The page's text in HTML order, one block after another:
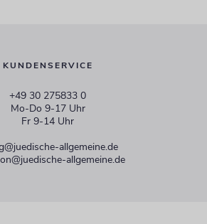
KUNDENSERVICE
+49 30 275833 0
Mo-Do 9-17 Uhr
Fr 9-14 Uhr
allgemeine.de
allgemeine.de